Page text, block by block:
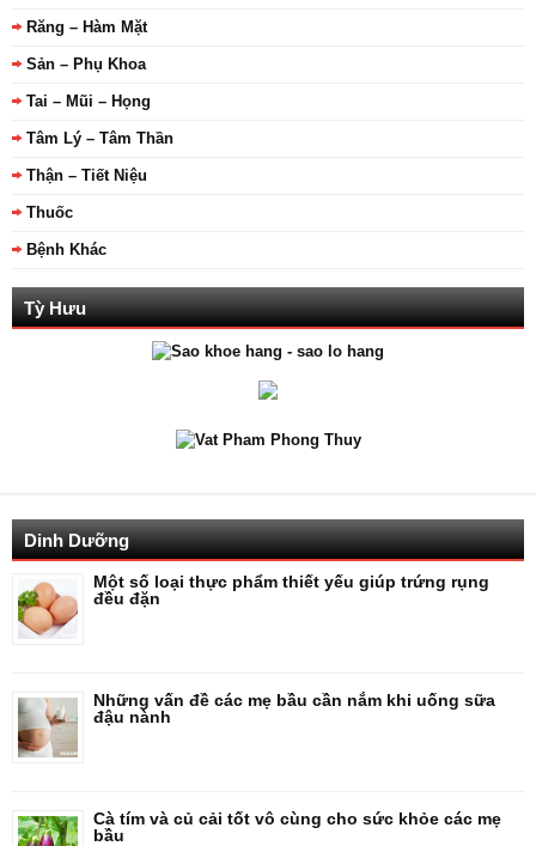
Răng – Hàm Mặt
Sản – Phụ Khoa
Tai – Mũi – Họng
Tâm Lý – Tâm Thần
Thận – Tiết Niệu
Thuốc
Bệnh Khác
Tỳ Hưu
Dinh Dưỡng
Một số loại thực phẩm thiết yếu giúp trứng rụng
đều đặn
Những vấn đề các mẹ bầu cần nắm khi uống sữa
đậu nành
Cà tím và củ cải tốt vô cùng cho sức khỏe các mẹ
bầu